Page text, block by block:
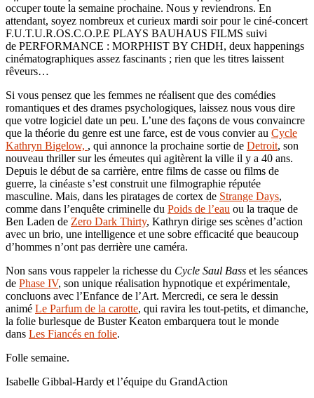
occuper toute la semaine prochaine. Nous y reviendrons. En
attendant, soyez nombreux et curieux mardi soir pour le ciné-concert
F.U.T.U.R.OS.C.O.P.E PLAYS BAUHAUS FILMS suivi
de PERFORMANCE : MORPHIST BY CHDH, deux happenings
cinématographiques assez fascinants ; rien que les titres laissent
rêveurs…
Si vous pensez que les femmes ne réalisent que des comédies
romantiques et des drames psychologiques, laissez nous vous dire
que votre logiciel date un peu. L’une des façons de vous convaincre
que la théorie du genre est une farce, est de vous convier au Cycle
Kathryn Bigelow, , qui annonce la prochaine sortie de Detroit, son
nouveau thriller sur les émeutes qui agitèrent la ville il y a 40 ans.
Depuis le début de sa carrière, entre films de casse ou films de
guerre, la cinéaste s’est construit une filmographie réputée
masculine. Mais, dans les piratages de cortex de Strange Days,
comme dans l’enquête criminelle du Poids de l’eau ou la traque de
Ben Laden de Zero Dark Thirty, Kathryn dirige ses scènes d’action
avec un brio, une intelligence et une sobre efficacité que beaucoup
d’hommes n’ont pas derrière une caméra.
Non sans vous rappeler la richesse du Cycle Saul Bass et les séances
de Phase IV, son unique réalisation hypnotique et expérimentale,
concluons avec l’Enfance de l’Art. Mercredi, ce sera le dessin
animé Le Parfum de la carotte, qui ravira les tout-petits, et dimanche,
la folie burlesque de Buster Keaton embarquera tout le monde
dans Les Fiancés en folie.
Folle semaine.
Isabelle Gibbal-Hardy et l’équipe du GrandAction